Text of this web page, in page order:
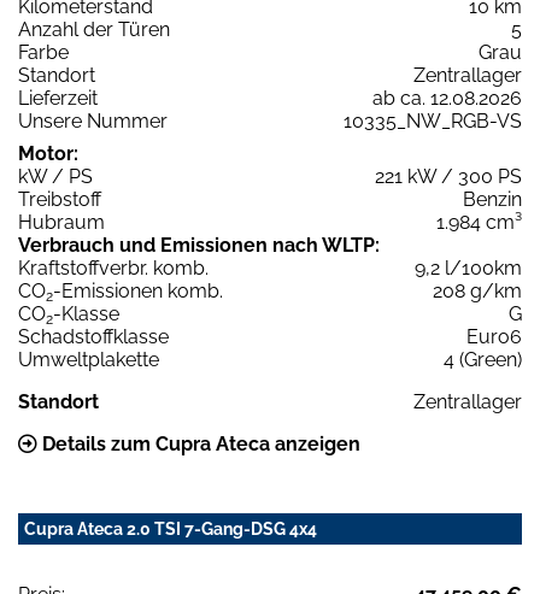
Kilometerstand
10 km
Anzahl der Türen
5
Farbe
Grau
Standort
Zentrallager
Lieferzeit
ab ca. 12.08.2026
Unsere Nummer
10335_NW_RGB-VS
Motor:
kW / PS
221 kW / 300 PS
Treibstoff
Benzin
Hubraum
1.984 cm³
Verbrauch und Emissionen nach WLTP:
Kraftstoffverbr. komb.
9,2 l/100km
CO2-Emissionen komb.
208 g/km
CO2-Klasse
G
Schadstoffklasse
Euro6
Umweltplakette
4 (Green)
Standort
Zentrallager
Details zum Cupra Ateca anzeigen
Cupra Ateca 2.0 TSI 7-Gang-DSG 4x4